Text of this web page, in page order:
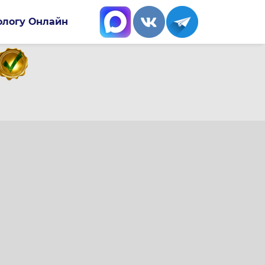
Онлайн